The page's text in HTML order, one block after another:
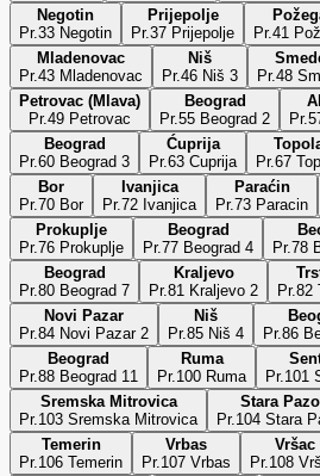
Negotin
Pr.33 Negotin
Prijepolje
Pr.37 Prijepolje
Pr.41
Mladenovac
Pr.43 Mladenovac
Niš
Pr.46 Niš 3
Pr.48
Petrovac (Mlava)
Pr.49 Petrovac
Beograd
Pr.55 Beograd 2
Beograd
Pr.60 Beograd 3
Ćuprija
Pr.63 Cuprija
Pr.67
Bor
Pr.70 Bor
Ivanjica
Pr.72 Ivanjica
Paraćin
Pr.73 Paracin
Prokuplje
Pr.76 Prokuplje
Beograd
Pr.77 Beograd 4
Pr.78
Beograd
Pr.80 Beograd 7
Kraljevo
Pr.81 Kraljevo 2
Pr.82
Novi Pazar
Pr.84 Novi Pazar 2
Niš
Pr.85 Niš 4
Pr.86
Beograd
Pr.88 Beograd 11
Ruma
Pr.100 Ruma
Pr.101
Sremska Mitrovica
Pr.103 Sremska Mitrovica
Stara
Pr.104 Stara
Temerin
Pr.106 Temerin
Vrbas
Pr.107 Vrbas
Vršac
Pr.108